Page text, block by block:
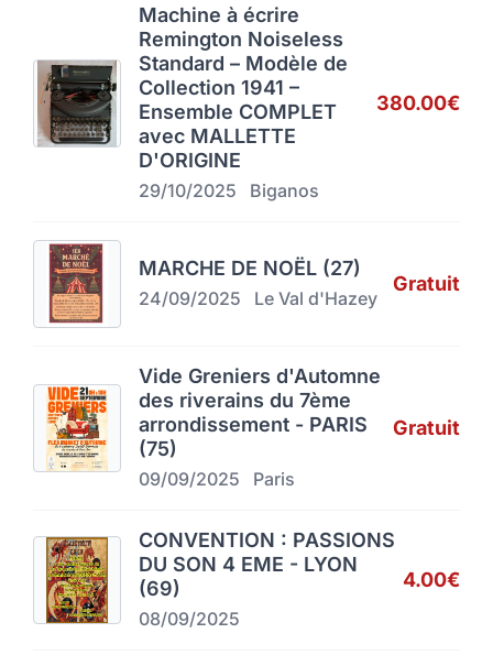
Machine à écrire
Remington Noiseless
Standard – Modèle de
Collection 1941 –
Ensemble COMPLET
avec MALLETTE
D'ORIGINE
29/10/2025 Biganos
380.00€
MARCHE DE NOËL (27)
24/09/2025 Le Val d'Hazey
Gratuit
Vide Greniers d'Automne
des riverains du 7ème
arrondissement - PARIS
(75)
09/09/2025 Paris
Gratuit
CONVENTION : PASSIONS
DU SON 4 EME - LYON
(69)
08/09/2025
4.00€